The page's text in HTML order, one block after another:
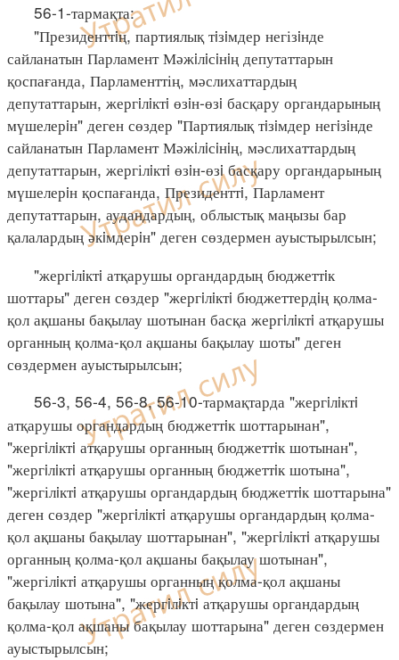
56-1-тармақта:
"Президенттiң, партиялық тiзiмдер негізiнде
сайланатын Парламент Мәжiлiсiнiң депутаттарын
қоспағанда, Парламенттің, мәслихаттардың
депутаттарын, жергiлiктi өзiн-өзi басқару органдарының
мүшелерiн" деген сөздер "Партиялық тiзiмдер негiзiнде
сайланатын Парламент Мәжiлiсiнiң, мәслихаттардың
депутаттарын, жергілiктi өзiн-өзi басқару органдарының
мүшелерiн қоспағанда, Президенттi, Парламент
депутаттарын, аудандардың, облыстық маңызы бар
қалалардың әкiмдерiн" деген сөздермен ауыстырылсын;
"жергiлiктi атқарушы органдардың бюджеттiк
шоттары" деген сөздер "жергiлiктi бюджеттердiң қолма-
қол ақшаны бақылау шотынан басқа жергiлiктi атқарушы
органның қолма-қол ақшаны бақылау шоты" деген
сөздермен ауыстырылсын;
56-3, 56-4, 56-8, 56-10-тармақтарда "жергiлiктi
атқарушы органдардың бюджеттiк шоттарынан",
"жергiлiктi атқарушы органның бюджеттiк шотынан",
"жергiлiктi атқарушы органның бюджеттiк шотына",
"жергілiктi атқарушы органдардың бюджеттiк шоттарына"
деген сөздер "жергiлiктi атқарушы органдардың қолма-
қол ақшаны бақылау шоттарынан", "жергiлiктi атқарушы
органның қолма-қол ақшаны бақылау шотынан",
"жергілiктi атқарушы органның қолма-қол ақшаны
бақылау шотына", "жергiлiктi атқарушы органдардың
қолма-қол ақшаны бақылау шоттарына" деген сөздермен
ауыстырылсын;